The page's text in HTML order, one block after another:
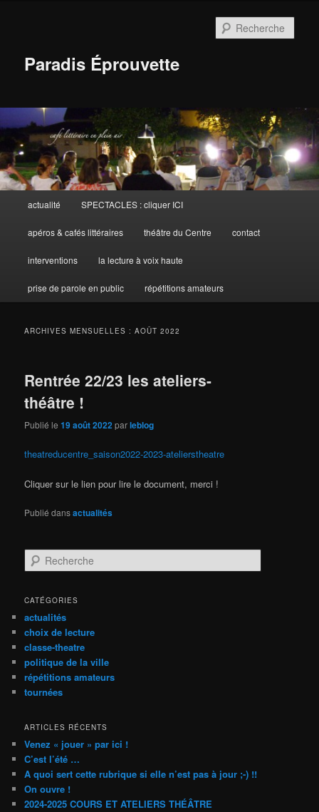
Paradis Éprouvette
actualité SPECTACLES : cliquer ICI
apéros & cafés littéraires théâtre du Centre contact
interventions la lecture à voix haute
prise de parole en public répétitions amateurs
ARCHIVES MENSUELLES :AOÛT 2022
Rentrée 22/23 les ateliers-
théâtre !
Publié le19 août 2022parleblog
theatreducentre_saison2022-2023-atelierstheatre
Cliquer sur le lien pour lire le document, merci !
Publié dansactualités
e
h
r
c
h
e
CATÉGORIES
actualités
choix de lecture
classe-theatre
politique de la ville
répétitions amateurs
tournées
ARTICLES RÉCENTS
Venez « jouer » par ici !
C’est l’été …
A quoi sert cette rubrique si elle n’est pas à jour ;-) !!
On ouvre !
2024-2025 COURS ET ATELIERS THÉÂTRE